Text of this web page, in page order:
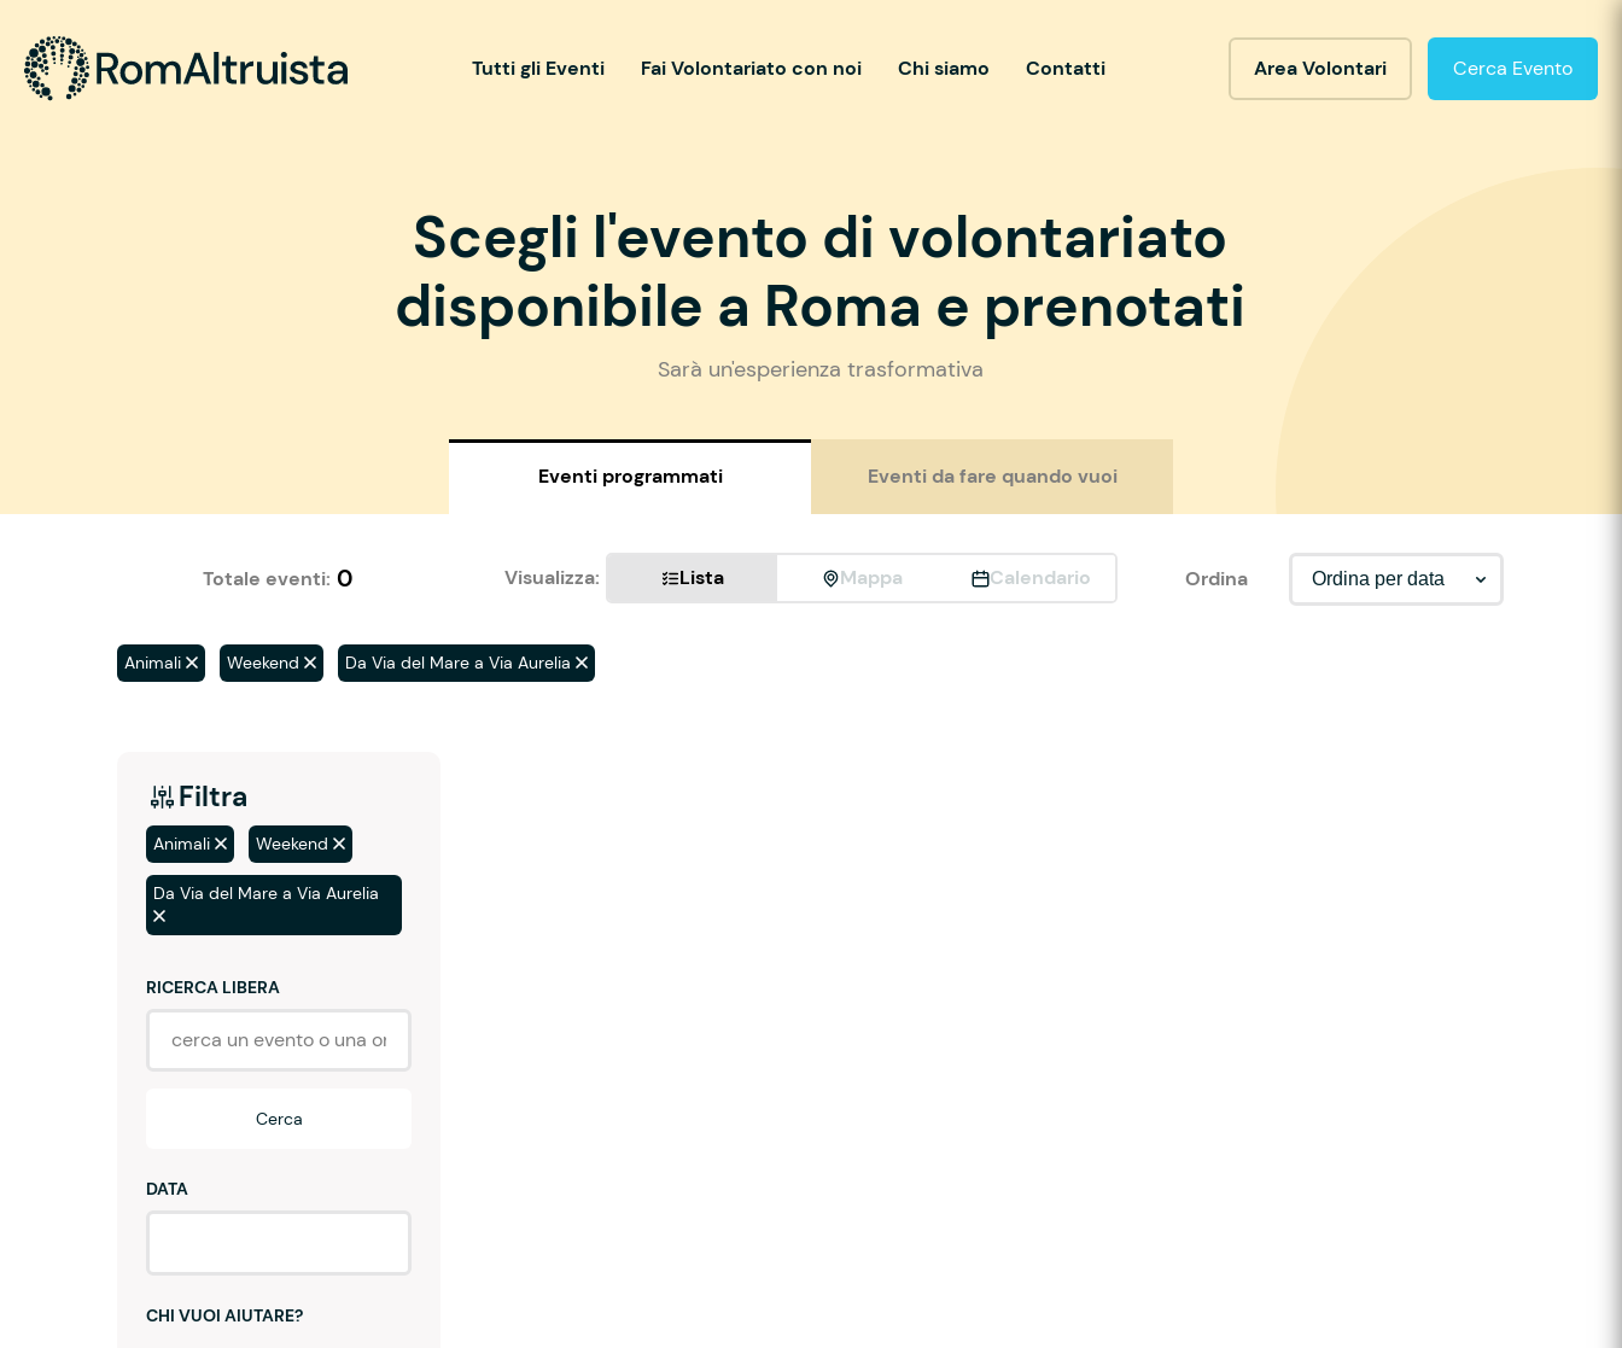
Tutti gli Eventi Fai Volontariato con noi Chi siamo Contatti Area Volontari Cerca Evento
Scegli l'evento di volontariato
disponibile a Roma e prenotati
Sarà un'esperienza trasformativa
Eventi programmati Eventi da fare quando vuoi
Totale eventi: 0 Visualizza: Lista Mappa Calendario Ordina
Animali Weekend Da Via del Mare a Via Aurelia
Filtra
Animali Weekend
Da Via del Mare a Via Aurelia
RICERCA LIBERA
Cerca
DATA
CHI VUOI AIUTARE?